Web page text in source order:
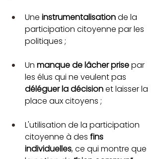
Une instrumentalisation de la
participation citoyenne par les
politiques ;
Un manque de lâcher prise par
les élus qui ne veulent pas
déléguer la décision et laisser la
place aux citoyens ;
L'utilisation de la participation
citoyenne à des fins
individuelles, ce qui montre que